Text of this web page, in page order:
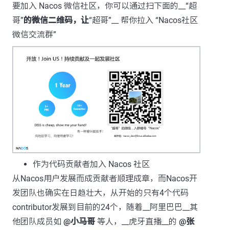
要加入 Nacos 微信社区，你可以通过扫下面的__“超
哥”的微信二维码，让“超哥”__ 帮你拉入 “Nacos社区
微信交流群”
作为代码贡献者加入 Nacos 社区
从Nacos用户发展而成贡献者顺理成章，而Nacos开
发团队也确实在日趋壮大，从开始的只有4个代码
contributor发展到目前的24个，随着__阿里巴巴__其
他团队成员如 @小马哥 等人，__虎牙直播__的 @张